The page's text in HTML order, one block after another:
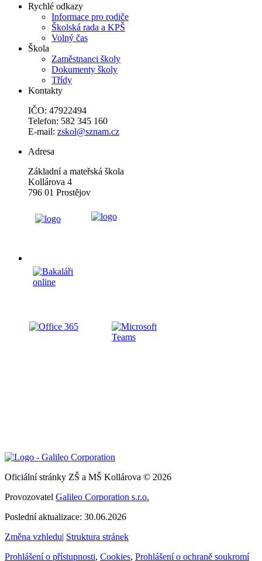
Rychlé odkazy
Informace pro rodiče
Školská rada a KPŠ
Volný čas
Škola
Zaměstnanci školy
Dokumenty školy
Třídy
Kontakty
IČO: 47922494
Telefon: 582 345 160
E-mail: zskol@sznam.cz
Adresa
Základní a mateřská škola
Kollárova 4
796 01 Prostějov
Oficiální stránky ZŠ a MŠ Kollárova © 2026
Provozovatel Galileo Corporation s.r.o.
Poslední aktualizace: 30.06.2026
Změna vzhledu| Struktura stránek
Prohlášení o přístupnosti, Cookies, Prohlášení o ochraně soukromí